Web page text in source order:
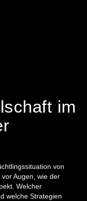
im
von
Augen, wie der
Welcher
welche Strategien